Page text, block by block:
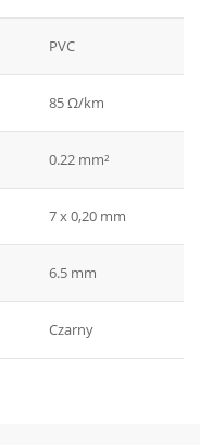
PVC
85 Ω/km
0.22 mm²
7 x 0,20 mm
6.5 mm
Czarny